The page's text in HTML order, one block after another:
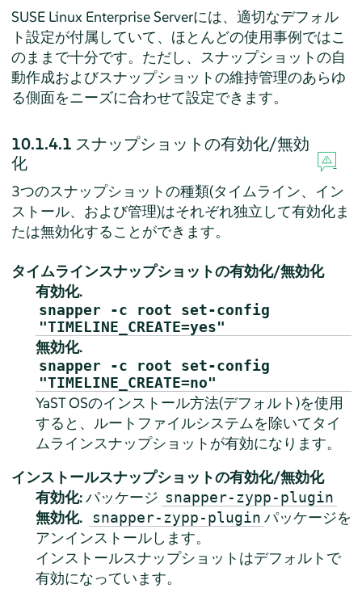
SUSE Linux Enterprise Serverには、適切なデフォル
ト設定が付属していて、ほとんどの使用事例ではこ
のままで十分です。ただし、スナップショットの自
動作成およびスナップショットの維持管理のあらゆ
る側面をニーズに合わせて設定できます。
10.1.4.1 スナップショットの有効化/無効
化
3つのスナップショットの種類(タイムライン、イン
ストール、および管理)はそれぞれ独立して有効化ま
たは無効化することができます。
タイムラインスナップショットの有効化/無効化
有効化.
snapper -c root set-config
"TIMELINE_CREATE=yes"
無効化.
snapper -c root set-config
"TIMELINE_CREATE=no"
YaST OSのインストール方法(デフォルト)を使用
すると、ルートファイルシステムを除いてタイ
ムラインスナップショットが有効になります。
インストールスナップショットの有効化/無効化
有効化:パッケージ snapper-zypp-plugin
無効化. snapper-zypp-plugin パッケージを
アンインストールします。
インストールスナップショットはデフォルトで
有効になっています。